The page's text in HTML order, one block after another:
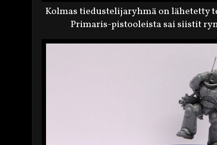
Kolmas tiedustelijaryhmä on lähetetty
Primaris-pistooleista sai siistit